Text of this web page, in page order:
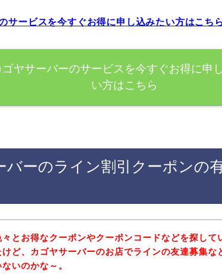
サービスを今すぐお得に申し込みたい方はこちら
ゴヤサーバーのサービスを今すぐお得に申
い方はこちら
バーのライン割引クーポンの
々とお得なクーポンやクーポンコードなどを探して
けど、カゴヤサーバーのお店でラインの友達募集な
ないのかな～。